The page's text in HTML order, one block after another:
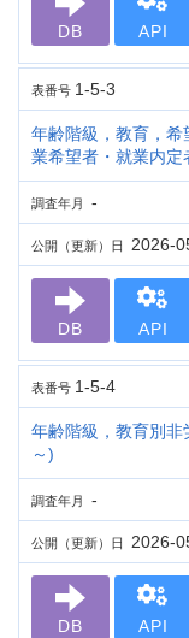
DB API
表番号 1-5-3
年齢階級，教育，
業希望者・就業内
調査年月 -
公開（更新）日 2026-
DB API
表番号 1-5-4
年齢階級，教育別
～)
調査年月 -
公開（更新）日 2026-
DB API